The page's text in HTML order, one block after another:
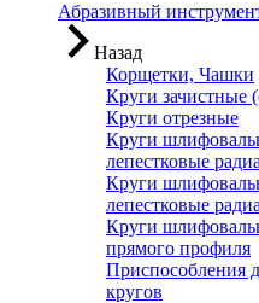
Абразивный
Назад
Корщетки, Чашки
Круги зачистные
Круги отрезные
Круги
лепестковые
Круги
лепестковые
Круги
прямого профиля
Приспособления
кругов